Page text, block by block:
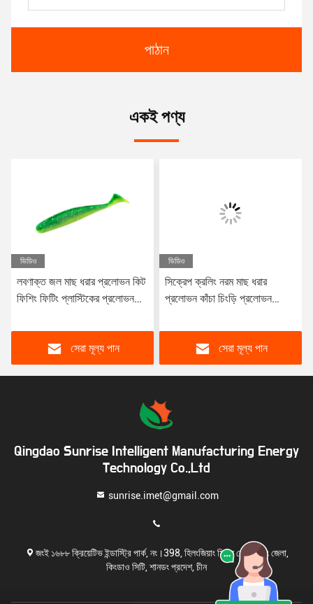
পাঠান
একই পণ্য
ভিডিও
লবণাক্ত জল মাছ ধরার প্রলোভন কিট
ফিশিং ফিটিং প্লাস্টিকের প্রলোভন
প্যাডেল লেজ প্রলোভন
সেরা মূল্য পান
ভিডিও
সিক্রেপ ক্রলিং নরম মাছ ধরার
প্রলোভন কাঁচা চিংড়ি প্রলোভন
প্রলোভন
সেরা মূল্য পান
Qingdao Sunrise Intelligent Manufacturing Energy
Technology Co.,Ltd
sunrise.imet@gmail.com
জংই ১৬৮৮ ক্রিয়েটিভ ইন্ডাস্ট্রি পার্ক, নং।398, হিলংজিয়াং মিডল রোড, লিচং জেলা,
কিংডাও সিটি, শানডং প্রদেশ, চীন